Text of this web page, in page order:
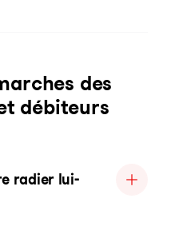
des
débiteurs
radier lui-